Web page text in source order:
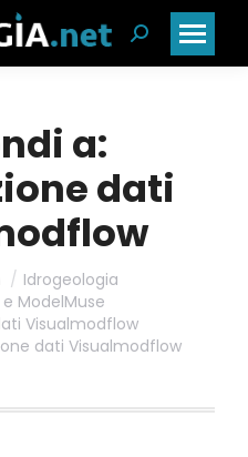
Cerca:
a:
dati
Idrogeologia
e ModelMuse
Visualmodflow
dati Visualmodflow